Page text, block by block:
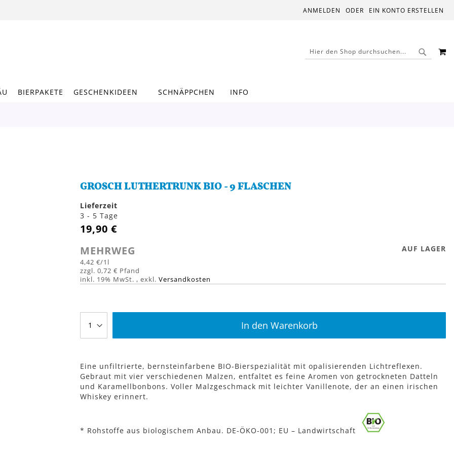
ANMELDEN EIN KONTO ERSTELLEN
SUCHE
BIERPAKETE GESCHENKIDEEN SCHNÄPPCHEN INFO
GROSCH LUTHERTRUNK BIO - 9 FLASCHEN
Lieferzeit
3 - 5 Tage
19,90 €
MEHRWEG
4,42 €/1l
0,72 €
inkl. 19% MwSt. ,exkl.Versandkosten
AUF LAGER
In den Warenkorb
Eine unfiltrierte, bernsteinfarbene BIO-Bierspezialität mit opalisierenden Lichtreflexen.
Gebraut mit vier verschiedenen Malzen, entfaltet es feine Aromen von getrockneten Datteln
und Karamellbonbons. Voller Malzgeschmack mit leichter Vanillenote, der an einen irischen
Whiskey erinnert.
* Rohstoffe aus biologischem Anbau. DE-ÖKO-001; EU – Landwirtschaft